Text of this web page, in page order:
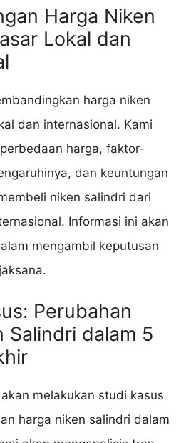
Harga Niken
Lokal dan
harga niken
dan internasional. Kami
harga, faktor-
dan keuntungan
niken salindri dari
Informasi ini akan
mengambil keputusan
Perubahan
Salindri dalam 5
melakukan studi kasus
harga niken salindri dalam